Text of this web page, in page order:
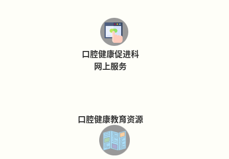
口腔健康促进科
网上服务
口腔健康教育资源